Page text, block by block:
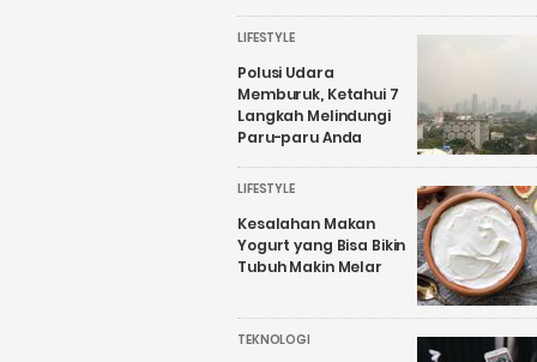
LIFESTYLE
Polusi Udara
Memburuk, Ketahui 7
Langkah Melindungi
Paru-paru Anda
LIFESTYLE
Kesalahan Makan
Yogurt yang Bisa Bikin
Tubuh Makin Melar
TEKNOLOGI